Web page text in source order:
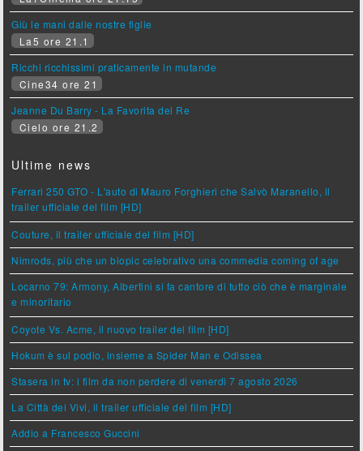
Giù le mani dalle nostre figlie
La5 ore 21.1
Ricchi ricchissimi praticamente in mutande
Cine34 ore 21
Jeanne Du Barry - La Favorita del Re
Cielo ore 21.2
Ultime news
Ferrari 250 GTO - L'auto di Mauro Forghieri che Salvò Maranello, il
trailer ufficiale del film [HD]
Couture, il trailer ufficiale del film [HD]
Nimrods, più che un biopic celebrativo una commedia coming of age
Locarno 79: Armony, Albertini si fa cantore di tutto ciò che è marginale
e minoritario
Coyote Vs. Acme, il nuovo trailer del film [HD]
Hokum è sul podio, insieme a Spider Man e Odissea
Stasera in tv: i film da non perdere di venerdì 7 agosto 2026
La Città dei Vivi, il trailer ufficiale del film [HD]
Addio a Francesco Guccini